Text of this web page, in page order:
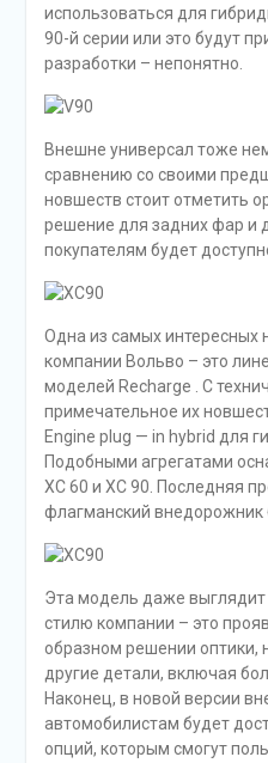
использоваться для
90-й серии или это будут
разработки – непонятно.
Внешне универсал тоже
сравнению со своими
новшеств стоит отметить
решение для задних фар и
покупателям будет
Одна из самых интересных
компании Вольво – это
моделей Recharge . С
примечательное их
Engine plug — in hybrid для
Подобными агрегатами
XC 60 и XC 90. Последняя
флагманский внедорожник
Эта модель даже выглядит
стилю компании – это
образном решении оптики,
другие детали, включая
Наконец, в новой версии
автомобилистам будет
опций, которым смогут